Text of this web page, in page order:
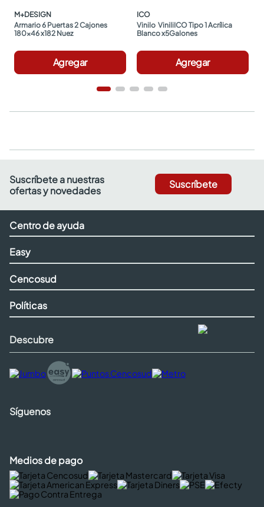
M+DESIGN
Armario 6 Puertas 2 Cajones
180x46 x182 Nuez
Agregar
ICO
Vinilo  ViniliICO Tipo 1 Acrílica
Blanco x5Galones
Agregar
Suscríbete a nuestras
ofertas y novedades
Suscríbete
Centro de ayuda
Easy
Cencosud
Políticas
Descubre
Síguenos
Medios de pago